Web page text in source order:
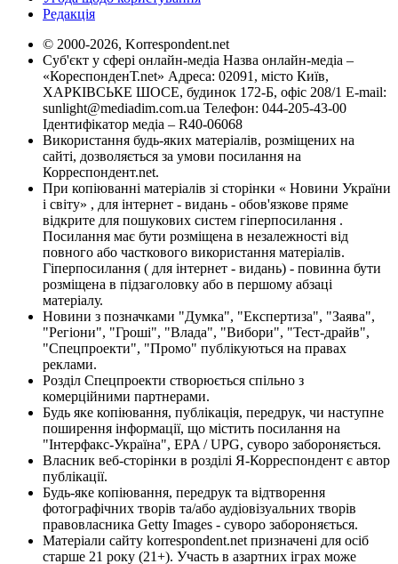
Редакція
© 2000-2026, Korrespondent.net
Суб'єкт у сфері онлайн-медіа Назва онлайн-медіа –
«КореспонденТ.net» Адреса: 02091, місто Київ,
ХАРКІВСЬКЕ ШОСЕ, будинок 172-Б, офіс 208/1 E-mail:
sunlight@mediadim.com.ua Телефон: 044-205-43-00
Ідентифікатор медіа – R40-06068
Використання будь-яких матеріалів, розміщених на
сайті, дозволяється за умови посилання на
Корреспондент.net.
При копіюванні матеріалів зі сторінки « Новини України
і світу» , для інтернет - видань - обов'язкове пряме
відкрите для пошукових систем гіперпосилання .
Посилання має бути розміщена в незалежності від
повного або часткового використання матеріалів.
Гіперпосилання ( для інтернет - видань) - повинна бути
розміщена в підзаголовку або в першому абзаці
матеріалу.
Новини з позначками "Думка", "Експертиза", "Заява",
"Регіони", "Гроші", "Влада", "Вибори", "Тест-драйв",
"Спецпроекти", "Промо" публікуються на правах
реклами.
Розділ Спецпроекти створюється спільно з
комерційними партнерами.
Будь яке копіювання, публікація, передрук, чи наступне
поширення інформації, що містить посилання на
"Інтерфакс-Україна", EPA / UPG, суворо забороняється.
Власник веб-сторінки в розділі Я-Корреспондент є автор
публікації.
Будь-яке копіювання, передрук та відтворення
фотографічних творів та/або аудіовізуальних творів
правовласника Getty Images - суворо забороняється.
Матеріали сайту korrespondent.net призначені для осіб
старше 21 року (21+). Участь в азартних іграх може